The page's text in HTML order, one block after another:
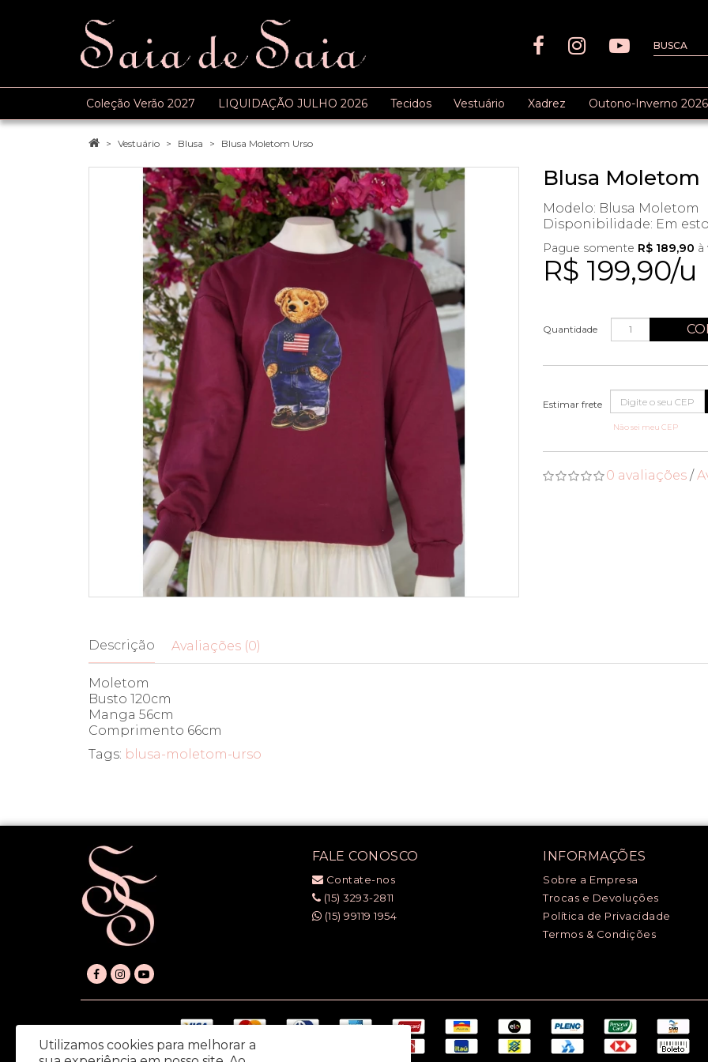
Coleção Verão 2027 LIQUIDAÇÃO JULHO 2026 Tecidos Vestuário Xadrez Outono-Inverno 2026
Vestuário Blusa Blusa Moletom Urso
Blusa Moletom
Modelo: Blusa Moletom
Disponibilidade: Em
R$ 199,90/u
Pague somente R$ 189,90 à
Quantidade
Não sei meu CEP
0 avaliações /
Descrição Avaliações (0)
Moletom
Busto 120cm
Manga 56cm
Comprimento 66cm
Tags: blusa-moletom-urso
FALE CONOSCO
Contate-nos
(15) 3293-2811
(15) 99119 1954
INFORMAÇÕES
Sobre a Empresa
Trocas e Devoluções
Política de Privacidade
Termos & Condições
Utilizamos cookies para melhorar a